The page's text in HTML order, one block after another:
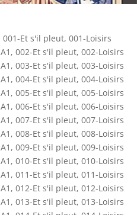
001-Et s'il pleut, 001-Loisirs
, 002-Et s'il pleut, 002-Loisirs
, 003-Et s'il pleut, 003-Loisirs
, 004-Et s'il pleut, 004-Loisirs
, 005-Et s'il pleut, 005-Loisirs
, 006-Et s'il pleut, 006-Loisirs
, 007-Et s'il pleut, 007-Loisirs
, 008-Et s'il pleut, 008-Loisirs
, 009-Et s'il pleut, 009-Loisirs
, 010-Et s'il pleut, 010-Loisirs
, 011-Et s'il pleut, 011-Loisirs
, 012-Et s'il pleut, 012-Loisirs
, 013-Et s'il pleut, 013-Loisirs